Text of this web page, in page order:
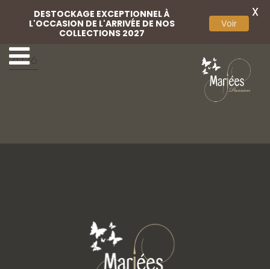
Marylise campaign
2026
56 Marylise
DESTOCKAGE EXCEPTIONNEL À
L'OCCASION DE L'ARRIVÉE DE NOS
COLLECTIONS 2027
Voir
X